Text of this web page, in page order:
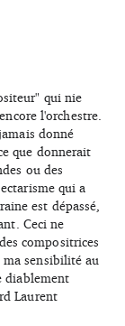
qui nie
l'orchestre.
donné
que donnerait
ou des
qui a
est dépassé,
Ceci ne
compositrices
sensibilité au
diablement
Laurent